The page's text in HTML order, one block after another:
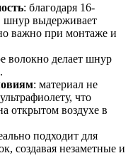
: благодаря 16-
шнур выдерживает
важно при монтаже и
волокно делает шнур
: материал не
что
открытом воздухе в
подходит для
создавая незаметные и